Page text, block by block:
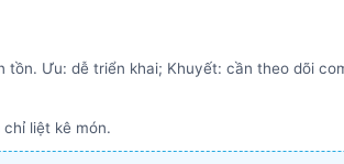
Ưu: dễ triển khai; Khuyết: cần theo dõi
liệt kê món.